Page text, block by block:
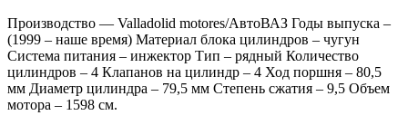
Производство — Valladolid motores/АвтоВАЗ Годы выпуска –
(1999 – наше время) Материал блока цилиндров – чугун
Система питания – инжектор Тип – рядный Количество
цилиндров – 4 Клапанов на цилиндр – 4 Ход поршня – 80,5
мм Диаметр цилиндра – 79,5 мм Степень сжатия – 9,5 Объем
мотора – 1598 см.